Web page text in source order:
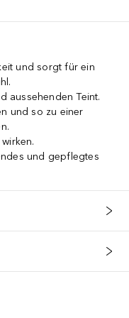
und sorgt für ein
aussehenden Teint.
und so zu einer
und gepflegtes